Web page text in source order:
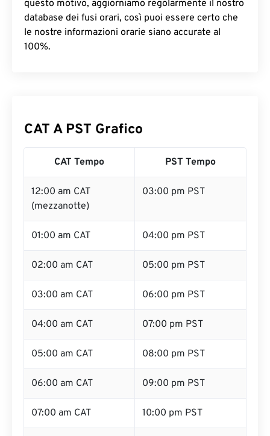
questo motivo, aggiorniamo regolarmente il nostro
database dei fusi orari, così puoi essere certo che
le nostre informazioni orarie siano accurate al
100%.
CAT A PST Grafico
CAT Tempo PST Tempo
12:00 am CAT
(mezzanotte)
03:00 pm PST
01:00 am CAT 04:00 pm PST
02:00 am CAT 05:00 pm PST
03:00 am CAT 06:00 pm PST
04:00 am CAT 07:00 pm PST
05:00 am CAT 08:00 pm PST
06:00 am CAT 09:00 pm PST
07:00 am CAT 10:00 pm PST